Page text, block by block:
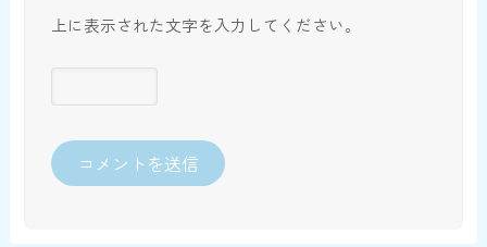
上に表示された文字を入力してください。